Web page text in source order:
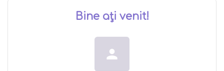
Bine aţi venit!
person